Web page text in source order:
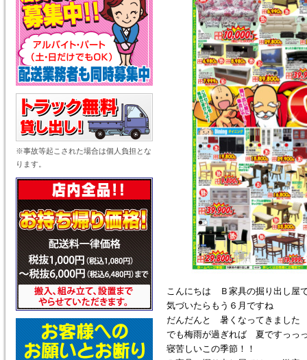
こんにちは Ｂ家具の掘り出し屋
気づいたらもう６月ですね
だんだんと 暑くなってきました
でも梅雨が過ぎれば 夏ですっっ
寝苦しいこの季節！！
※事故等起こされた場合は個人負担とな
ります。